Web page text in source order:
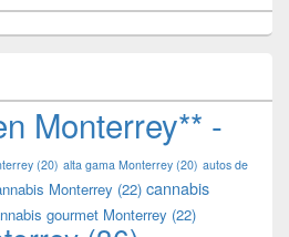
Monterrey** -
(20) alta gama Monterrey (20) autos de
Monterrey (22) cannabis
gourmet Monterrey (22)